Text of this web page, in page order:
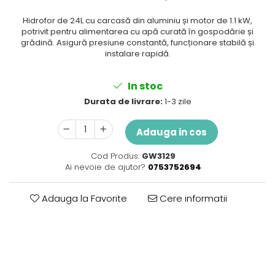
Pistol pentru vopsit
Pompă, hidrofor
Prelate și Folii de Protecție
Prelungitoare
Rindele electrice
Scule electrice
Accesorii scule electrice
Hidrofor de 24L cu carcasă din aluminiu și motor de 1.1 kW,
potrivit pentru alimentarea cu apă curată în gospodărie și
grădină. Asigură presiune constantă, funcționare stabilă și
instalare rapidă.
In stoc
Durata de livrare:1-3 zile
Adauga in cos
Cod Produs: GW3129
Ai nevoie de ajutor? 0753752694
Adauga la Favorite Cere informatii